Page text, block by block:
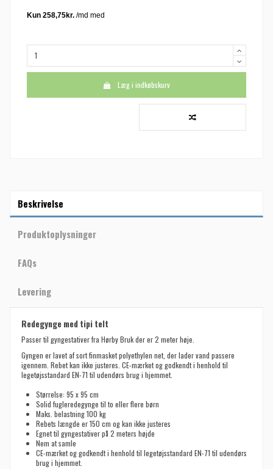
Læg i indkøbskurv
Beskrivelse
Produktoplysninger
FAQs
Levering
Redegynge med tipi telt
Passer til gyngestativer fra Hørby Bruk der er 2 meter høje.
Gyngen er lavet af sort finmasket polyethylen net, der lader vand passere
igennem. Rebet kan ikke justeres. CE-mærket og godkendt i henhold til
legetøjsstandard EN-71 til udendørs brug i hjemmet.
Størrelse: 95 x 95 cm
Solid fugleredegynge til to eller flere børn
Maks. belastning 100 kg
Rebets længde er 150 cm og kan ikke justeres
Egnet til gyngestativer på 2 meters højde
Nem at samle
CE-mærket og godkendt i henhold til legetøjsstandard EN-71 til udendørs
brug i hjemmet.